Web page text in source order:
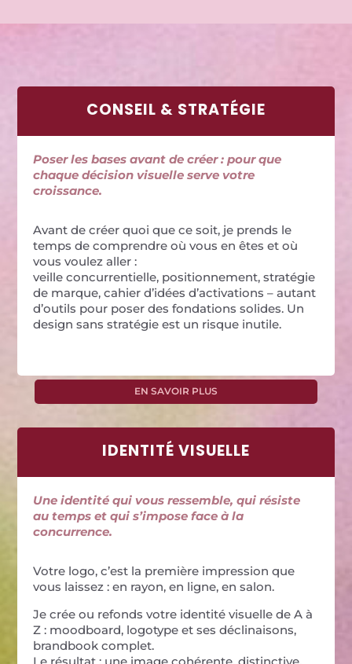
CONSEIL & STRATÉGIE
Poser les bases avant de créer : pour que
chaque décision visuelle serve votre
croissance.
Avant de créer quoi que ce soit, je prends le
temps de comprendre où vous en êtes et où
vous voulez aller :
veille concurrentielle, positionnement, stratégie
de marque, cahier d’idées d’activations – autant
d’outils pour poser des fondations solides. Un
design sans stratégie est un risque inutile.
EN SAVOIR PLUS
IDENTITÉ VISUELLE
Une identité qui vous ressemble, qui résiste
au temps et qui s’impose face à la
concurrence.
Votre logo, c’est la première impression que
vous laissez : en rayon, en ligne, en salon.
Je crée ou refonds votre identité visuelle de A à
Z : moodboard, logotype et ses déclinaisons,
brandbook complet.